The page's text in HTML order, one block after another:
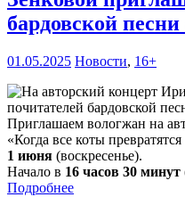
бардовской песни
01.05.2025 Новости, 16+
Приглашаем вологжан на
«Когда все коты
1 июня (воскресенье).
Начало в 16 часов 30 минут
Подробнее